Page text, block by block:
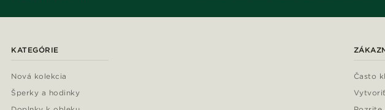
KATEGÓRIE
Nová kolekcia
Šperky a hodinky
Často